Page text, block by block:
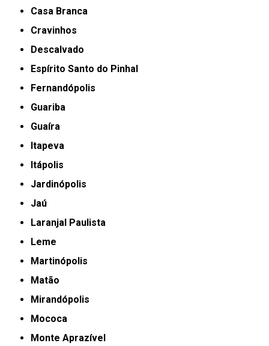
Casa Branca
Cravinhos
Descalvado
Espírito Santo do Pinhal
Fernandópolis
Guariba
Guaíra
Itapeva
Itápolis
Jardinópolis
Jaú
Laranjal Paulista
Leme
Martinópolis
Matão
Mirandópolis
Mococa
Monte Aprazível